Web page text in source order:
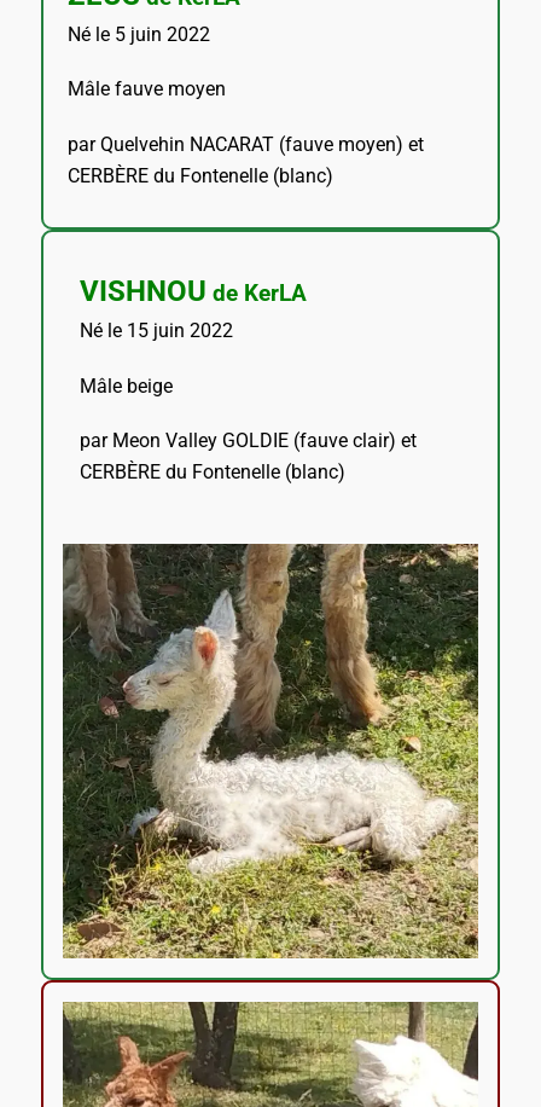
Né le 5 juin 2022
Mâle fauve moyen
par Quelvehin NACARAT (fauve moyen) et
CERBÈRE du Fontenelle (blanc)
VISHNOU de KerLA
Né le 15 juin 2022
Mâle beige
par Meon Valley GOLDIE (fauve clair) et
CERBÈRE du Fontenelle (blanc)